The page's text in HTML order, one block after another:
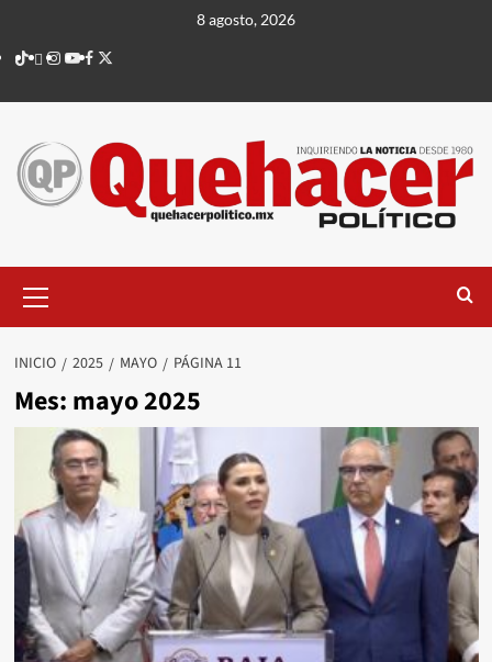
contenido
8 agosto, 2026
TikTok
threads
Instagram
Youtube
Facebook
X
principal
INICIO 2025 MAYO PÁGINA 11
Mes: mayo 2025